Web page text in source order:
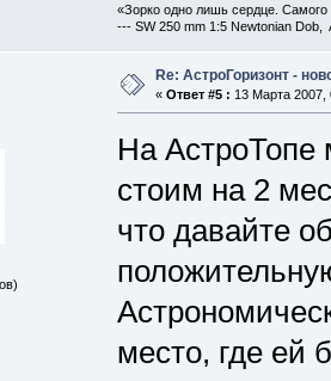
«Зорко одно лишь сердце.
--- SW 250 mm 1:5 Newtonian
Re: АстроГоризонт -
« Ответ #5 : 13 Марта 2007,
На
стоим на 2
что давайте
место, где ей